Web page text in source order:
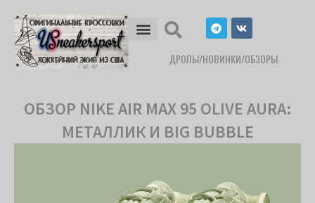
содержимому
T
e
l
e
g
V
k
ДРОПЫ/НОВИНКИ/ОБЗОРЫ
ОБЗОР NIKE AIR MAX 95 OLIVE AURA:
МЕТАЛЛИК И BIG BUBBLE